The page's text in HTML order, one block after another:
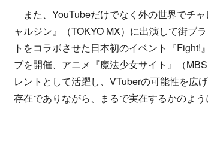
また、YouTubeだけでなく外の世界でチ
ャルジン』（TOKYO MX）に出演して街ブ
トをコラボさせた日本初のイベント『
ブを開催、アニメ『魔法少女サイト』（
レントとして活躍し、VTuberの可能性を広
存在でありながら、まるで実在するかのよ